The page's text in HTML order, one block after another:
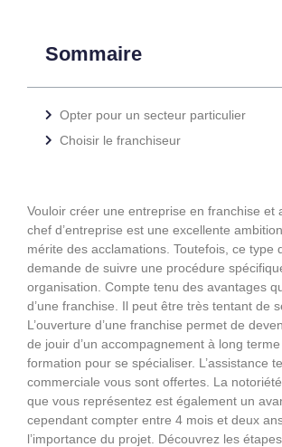
Sommaire
Opter pour un secteur particulier
Choisir le franchiseur
Vouloir créer une entreprise en franchise et
chef d’entreprise est une excellente
mérite des acclamations. Toutefois, ce type
demande de suivre une procédure
organisation. Compte tenu des avantages
d’une franchise. Il peut être très tentant de
L’ouverture d’une franchise permet de
de jouir d’un accompagnement à long terme
formation pour se spécialiser. L’assistance
commerciale vous sont offertes. La
que vous représentez est également un
cependant compter entre 4 mois et deux
l’importance du projet. Découvrez les